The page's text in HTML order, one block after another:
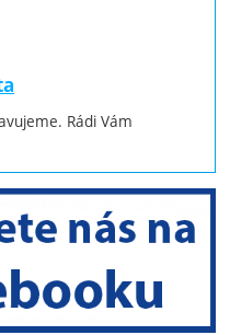
Rádi Vám